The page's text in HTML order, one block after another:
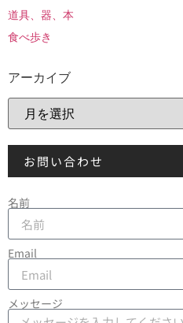
道具、器、本
食べ歩き
アーカイブ
お問い合わせ
名前
Email
メッセージ